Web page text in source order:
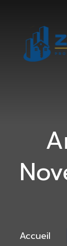
Accueil